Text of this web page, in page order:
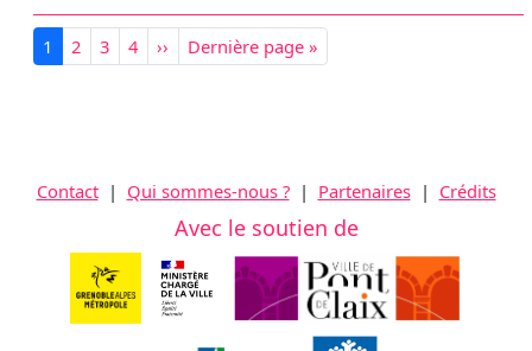
Pagination
Page courante
1 Page
2 Page
3 Page
4 Page suivante
›› Dernière page
Dernière page »
Contact| Qui sommes-nous ?| Partenaires| Crédits
Avec le soutien de